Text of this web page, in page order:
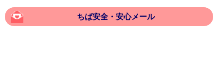
ちば安全・安心メール